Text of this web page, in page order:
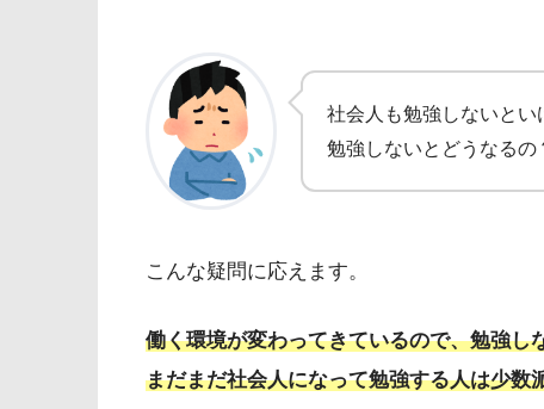
社会人も勉強しないとい
勉強しないとどうなるの
こんな疑問に応えます。
働く環境が変わってきているので、勉強し
まだまだ社会人になって勉強する人は少数